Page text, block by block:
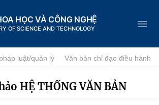
HỌC VÀ CÔNG NGHỆ
OF SCIENCE AND TECHNOLOGY
luật/quản lý Văn bản chỉ đạo điều hành
HỆ THỐNG VĂN BẢN